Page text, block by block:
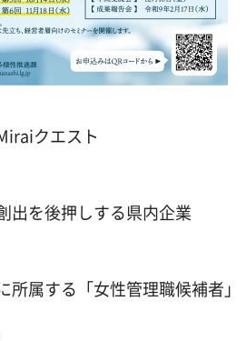
クエスト
を後押しする県内企業
属する「女性管理職候補者」